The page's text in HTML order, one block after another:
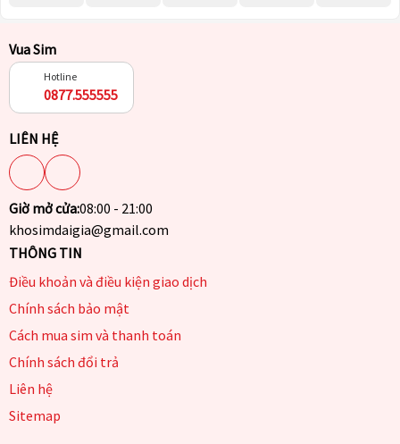
Vua Sim
Hotline
0877.555555
LIÊN HỆ
Giờ mở cửa:08:00 - 21:00
khosimdaigia@gmail.com
THÔNG TIN
Điều khoản và điều kiện giao dịch
Chính sách bảo mật
Cách mua sim và thanh toán
Chính sách đổi trả
Liên hệ
Sitemap